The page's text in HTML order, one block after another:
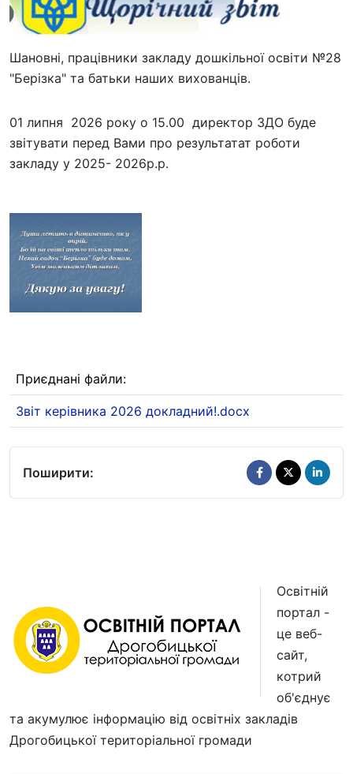
Шановні, працівники закладу дошкільної освіти №28
"Берізка" та батьки наших вихованців.
01 липня 2026 року о 15.00 директор ЗДО буде
звітувати перед Вами про результатат роботи
закладу у 2025- 2026р.р.
Приєднані файли:
Звіт керівника 2026 докладний!.docx
Поширити:
Освітній
портал -
це веб-
сайт,
котрий
об'єднує
та акумулює інформацію від освітніх закладів
Дрогобицької територіальної громади